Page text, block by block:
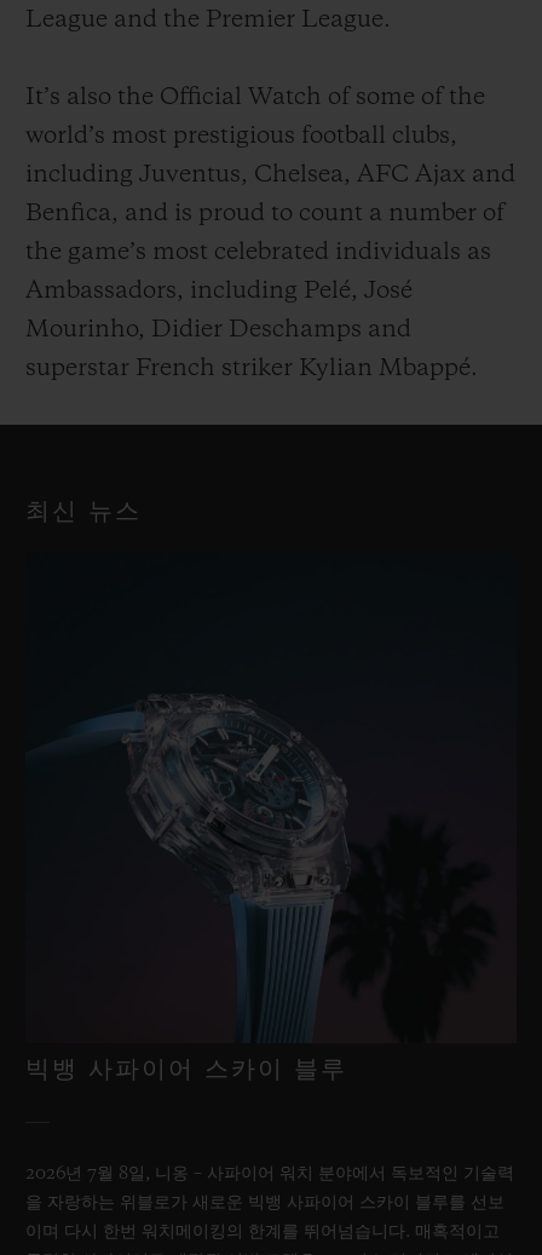
League and the Premier League.
It’s also the Official Watch of some of the
world’s most prestigious football clubs,
including Juventus, Chelsea, AFC Ajax and
Benfica, and is proud to count a number of
the game’s most celebrated individuals as
Ambassadors, including Pelé, José
Mourinho, Didier Deschamps and
superstar French striker Kylian Mbappé.
최신 뉴스
빅뱅 사파이어 스카이 블루
2026년 7월 8일, 니옹 – 사파이어 워치 분야에서 독보적인 기술력
을 자랑하는 위블로가 새로운 빅뱅 사파이어 스카이 블루를 선보
이며 다시 한번 워치메이킹의 한계를 뛰어넘습니다. 매혹적이고